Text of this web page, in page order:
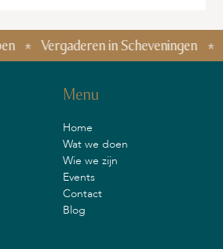
Vergaderen in Scheveningen
Menu
Home
Wat we doen
Wie we zijn
Events
Contact
Blog